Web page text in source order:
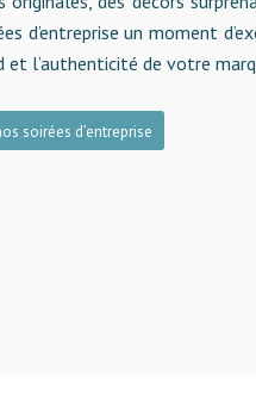
d’entreprise un moment
et l’authenticité de votre
soirées d’entreprise